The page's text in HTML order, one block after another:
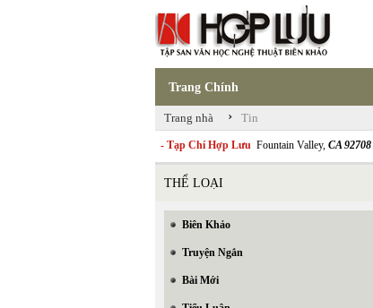
Trang Chính
Trang nhà › Tin
- Tạp Chí Hợp Lưu Fountain Valley, CA 92708
THỂ LOẠI
Biên Khảo
Truyện Ngắn
Bài Mới